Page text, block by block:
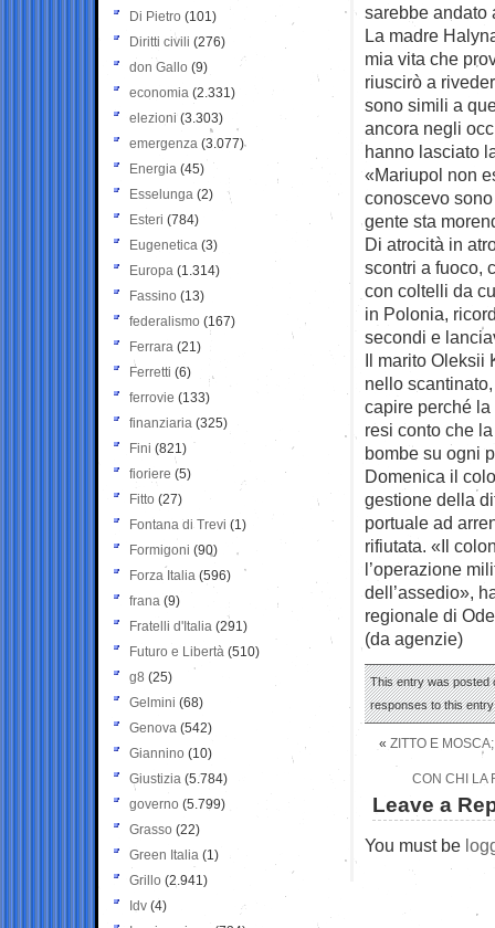
sarebbe andato
La madre
mia vita che
riuscirò a
sono simili a
ancora negli
hanno lasciato
«Mariupol non
conoscevo
gente sta
Di atrocità in
scontri a fuoco,
con coltelli da
in Polonia,
secondi e
Il marito Oleksii
nello
capire perché
resi conto che
bombe su ogni
Domenica il
gestione della
portuale ad
rifiutata. «Il
l’operazione
dell’assedio»,
regionale di
(da agenzie)
This entry was posted
responses to this
« ZITTO E
CON CHI LA
Leave a
You must be
Di Pietro (101)
Diritti civili (276)
don Gallo (9)
economia (2.331)
elezioni (3.303)
emergenza (3.077)
Energia (45)
Esselunga (2)
Esteri (784)
Eugenetica (3)
Europa (1.314)
Fassino (13)
federalismo (167)
Ferrara (21)
Ferretti (6)
ferrovie (133)
finanziaria (325)
Fini (821)
fioriere (5)
Fitto (27)
Fontana di Trevi (1)
Formigoni (90)
Forza Italia (596)
frana (9)
Fratelli d'Italia (291)
Futuro e Libertà (510)
g8 (25)
Gelmini (68)
Genova (542)
Giannino (10)
Giustizia (5.784)
governo (5.799)
Grasso (22)
Green Italia (1)
Grillo (2.941)
Idv (4)